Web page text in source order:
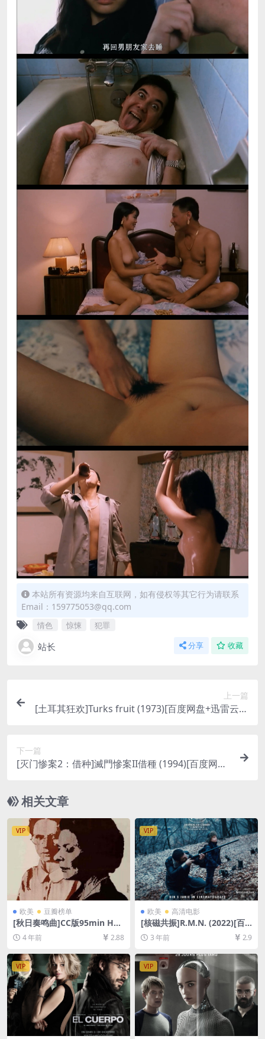
本站所有资源均来自互联网，如有侵权等其它行为请联系
Email：159775053@qq.com
情色 惊悚 犯罪
站长 分享 收藏
上一篇
[土耳其狂欢]Turks fruit (1973)[百度网盘+迅雷云盘
码）】
下一篇
[灭门惨案2：借种]滅門慘案II借種 (1994)[百度网盘
声中字]【手机无法在线播放，请下载防和谐压缩包
（含解压密码）】
相关文章
VIP
欧美 豆瓣榜单
[秋日奏鸣曲]CC版95min Hös
tsonaten (1978)[百度网盘
+迅雷云盘资源1080P超清未
删减][MP4/5.8GB][中文字幕]
4 年前 2.88
VIP
欧美 高清电影
[核磁共振]R.M.N. (2022)[百
度网盘+夸克网盘1080P超清
未删减资源][网盘在线播放/下
载][MP4/8.3GB][中文字幕]
3 年前 2.9
VIP VIP